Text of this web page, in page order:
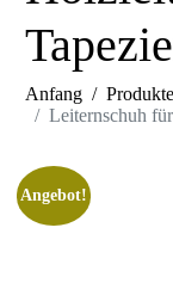
Anfang
Produkte
Leiternschuh
Angebot!